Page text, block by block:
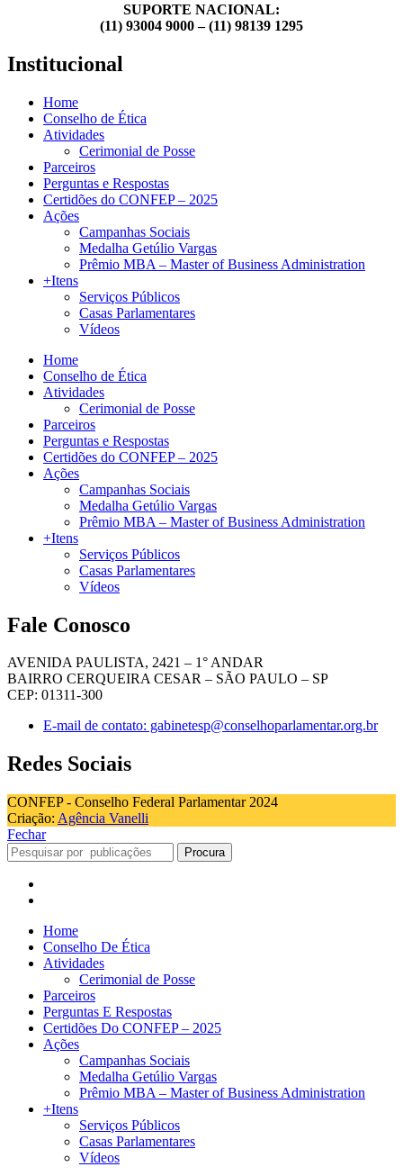
SUPORTE NACIONAL:
(11) 93004 9000 – (11) 98139 1295
Institucional
Home
Conselho de Ética
Atividades
Cerimonial de Posse
Parceiros
Perguntas e Respostas
Certidões do CONFEP – 2025
Ações
Campanhas Sociais
Medalha Getúlio Vargas
Prêmio MBA – Master of Business Administration
+Itens
Serviços Públicos
Casas Parlamentares
Vídeos
Home
Conselho de Ética
Atividades
Cerimonial de Posse
Parceiros
Perguntas e Respostas
Certidões do CONFEP – 2025
Ações
Campanhas Sociais
Medalha Getúlio Vargas
Prêmio MBA – Master of Business Administration
+Itens
Serviços Públicos
Casas Parlamentares
Vídeos
Fale Conosco
AVENIDA PAULISTA, 2421 – 1° ANDAR
BAIRRO CERQUEIRA CESAR – SÃO PAULO – SP
CEP: 01311-300
E-mail de contato: gabinetesp@conselhoparlamentar.org.br
Redes Sociais
CONFEP - Conselho Federal Parlamentar 2024
Criação: Agência Vanelli
Fechar
Procura
Home
Conselho De Ética
Atividades
Cerimonial de Posse
Parceiros
Perguntas E Respostas
Certidões Do CONFEP – 2025
Ações
Campanhas Sociais
Medalha Getúlio Vargas
Prêmio MBA – Master of Business Administration
+Itens
Serviços Públicos
Casas Parlamentares
Vídeos